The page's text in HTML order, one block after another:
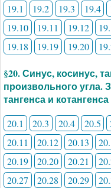
19.1 19.2 19.3 19.4
19.10
19.11 19.12
19.18
19.19 19.20
§20. Синус, косинус,
произвольного угла.
тангенса и
20.1 20.3 20.4 20.5
20.11
20.12 20.13
20.19
20.20 20.21
20.27
20.28 20.29